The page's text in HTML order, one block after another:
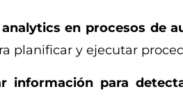
en procesos de
planificar y ejecutar
información para